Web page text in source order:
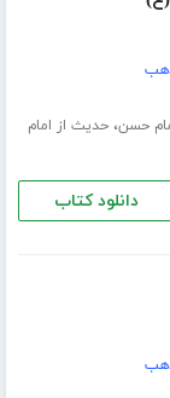
حسن،حدیث از امام
دانلود کتاب